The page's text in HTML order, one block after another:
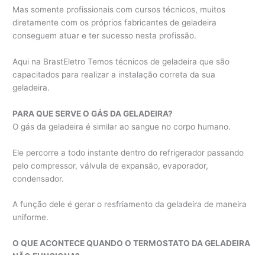
Mas somente profissionais com cursos técnicos, muitos
diretamente com os próprios fabricantes de geladeira
conseguem atuar e ter sucesso nesta profissão.
Aqui na BrastEletro Temos técnicos de geladeira que são
capacitados para realizar a instalação correta da sua
geladeira.
PARA QUE SERVE O GÁS DA GELADEIRA?
O gás da geladeira é similar ao sangue no corpo humano.
Ele percorre a todo instante dentro do refrigerador passando
pelo compressor, válvula de expansão, evaporador,
condensador.
A função dele é gerar o resfriamento da geladeira de maneira
uniforme.
O QUE ACONTECE QUANDO O TERMOSTATO DA GELADEIRA